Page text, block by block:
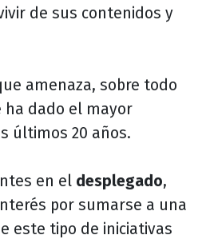
de sus contenidos y
amenaza, sobre todo
ha dado el mayor
últimos 20 años.
en el desplegado,
por sumarse a una
este tipo de iniciativas